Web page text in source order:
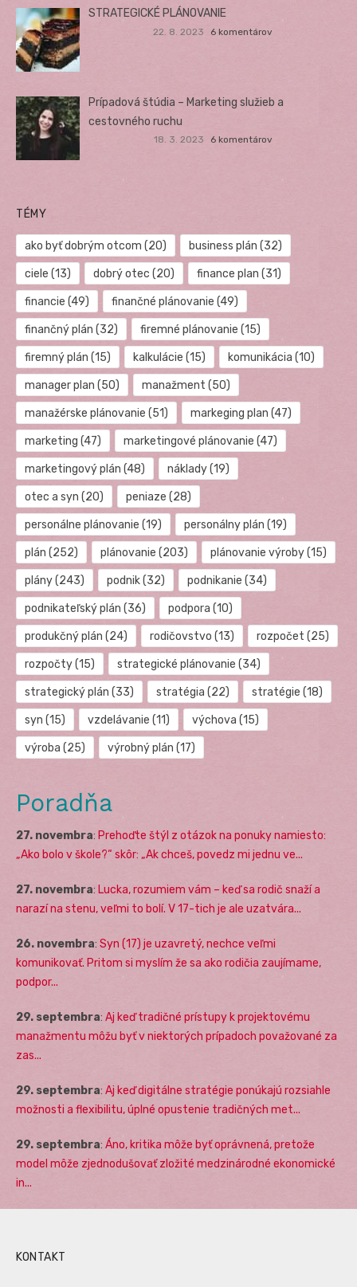
STRATEGICKÉ PLÁNOVANIE
22. 8. 2023 6 komentárov
Prípadová štúdia – Marketing služieb a
cestovného ruchu
18. 3. 2023 6 komentárov
TÉMY
ako byť dobrým otcom (20) business plán (32)
ciele (13) dobrý otec (20) finance plan (31)
financie (49) finančné plánovanie (49)
finančný plán (32) firemné plánovanie (15)
firemný plán (15) kalkulácie (15) komunikácia (10)
manager plan (50) manažment (50)
manažérske plánovanie (51) markeging plan (47)
marketing (47) marketingové plánovanie (47)
marketingový plán (48) náklady(19)
otec a syn (20) peniaze (28)
personálne plánovanie (19) personálny plán (19)
plán (252) plánovanie (203) plánovanie výroby(15)
plány(243) podnik(32) podnikanie (34)
podnikateľský plán (36) podpora (10)
produkčný plán (24) rodičovstvo (13) rozpočet (25)
rozpočty(15) strategické plánovanie (34)
strategický plán (33) stratégia (22) stratégie (18)
syn (15) vzdelávanie (11) výchova (15)
výroba (25) výrobný plán (17)
Poradňa
27. novembra: Prehoďte štýl z otázok na ponuky namiesto:
„Ako bolo v škole?“ skôr: „Ak chceš, povedz mi jednu ve...
27. novembra: Lucka, rozumiem vám – keď sa rodič snaží a
narazí na stenu, veľmi to bolí. V 17-tich je ale uzatvára...
26. novembra: Syn (17) je uzavretý, nechce veľmi
komunikovať. Pritom si myslím že sa ako rodičia zaujímame,
podpor...
29. septembra: Aj keď tradičné prístupy k projektovému
manažmentu môžu byť v niektorých prípadoch považované za
zas...
29. septembra: Aj keď digitálne stratégie ponúkajú rozsiahle
možnosti a flexibilitu, úplné opustenie tradičných met...
29. septembra: Áno, kritika môže byť oprávnená, pretože
model môže zjednodušovať zložité medzinárodné ekonomické
in...
KONTAKT